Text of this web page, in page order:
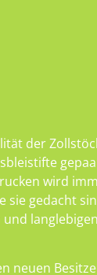
der
wird
sie gedacht
neuen